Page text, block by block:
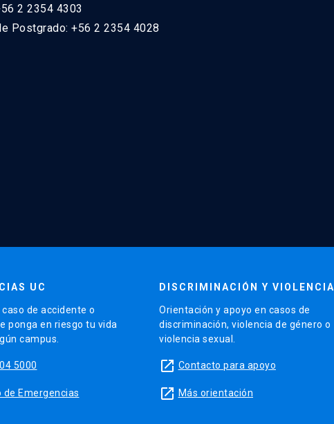
2 2354 4303
Postgrado: +56 2 2354 4028
UC
de accidente o
ponga en riesgo tu vida
campus.
5000
de Emergencias
DISCRIMINACIÓN Y VIOLENCIA
Orientación y apoyo en casos de
discriminación, violencia de género o
violencia sexual.
launch Contacto para apoyo
launch Más orientación